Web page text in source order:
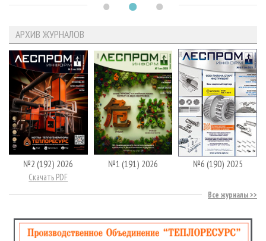
АРХИВ ЖУРНАЛОВ
№2 (192) 2026
Скачать PDF
№1 (191) 2026 №6 (190) 2025
Все журналы